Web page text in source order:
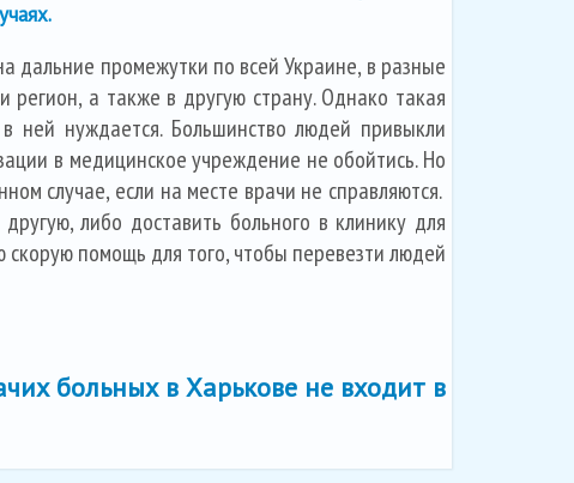
дальние промежутки по всей Украине, в разные
а также в другую страну. Однако такая
ней нуждается. Большинство людей привыкли
в медицинское учреждение не обойтись. Но
случае, если на месте врачи не справляются.
либо доставить больного в клинику для
скорую помощь для того, чтобы перевезти людей
больных в Харькове не входит в